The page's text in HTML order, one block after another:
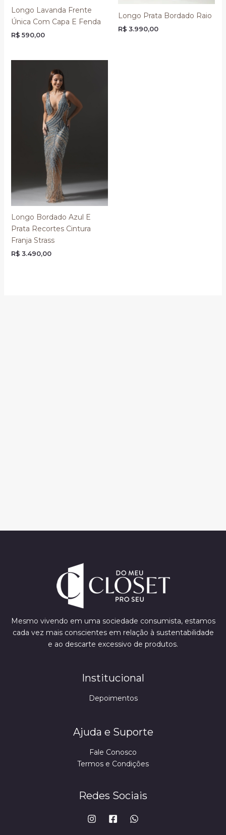
Longo Lavanda Frente
Única Com Capa E Fenda
R$ 590,00
Longo Prata Bordado Raio
R$ 3.990,00
Longo Bordado Azul E
Prata Recortes Cintura
Franja Strass
R$ 3.490,00
Mesmo vivendo em uma sociedade consumista, estamos
cada vez mais conscientes em relação à sustentabilidade
e ao descarte excessivo de produtos.
Institucional
Depoimentos
Ajuda e Suporte
Fale Conosco
Termos e Condições
Redes Sociais